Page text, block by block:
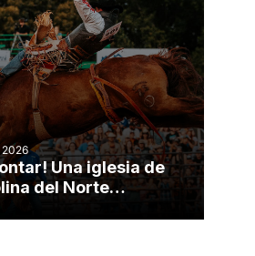
2026
Una iglesia de
del Norte